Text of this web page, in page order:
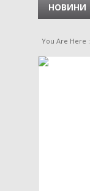
НОВИНИ
You Are Here :